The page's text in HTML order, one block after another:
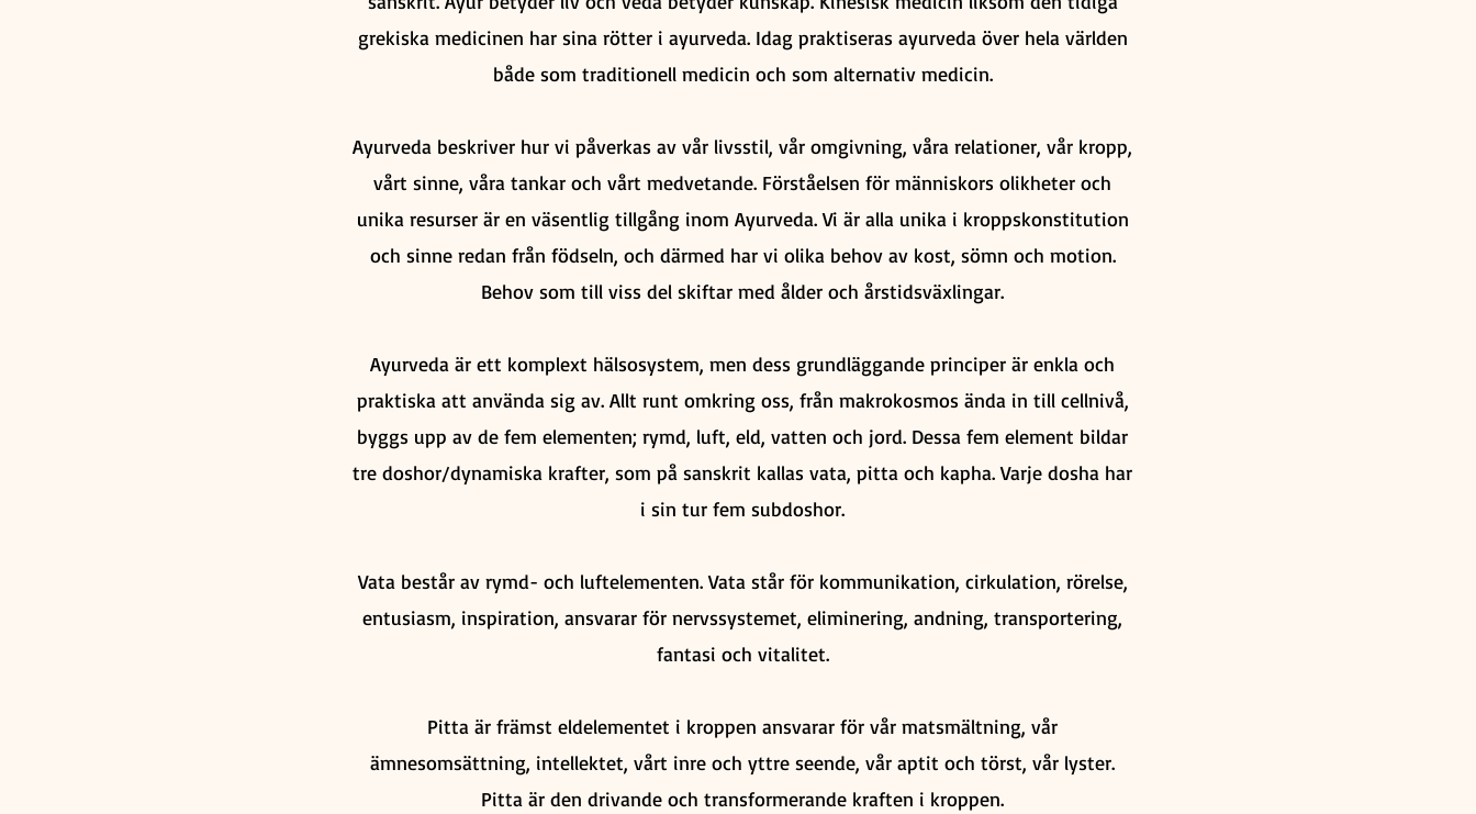
grekiska medicinen har sina rötter i ayurveda. Idag praktiseras ayurveda över hela världen
både som traditionell medicin och som alternativ medicin.
Ayurveda beskriver hur vi påverkas av vår livsstil, vår omgivning, våra relationer, vår kropp,
vårt sinne, våra tankar och vårt medvetande. Förståelsen för människors olikheter och
unika resurser är en väsentlig tillgång inom Ayurveda. Vi är alla unika i kroppskonstitution
och sinne redan från födseln, och därmed har vi olika behov av kost, sömn och motion.
Behov som till viss del skiftar med ålder och årstidsväxlingar.
Ayurveda är ett komplext hälsosystem, men dess grundläggande principer är enkla och
praktiska att använda sig av. Allt runt omkring oss, från makrokosmos ända in till cellnivå,
byggs upp av de fem elementen; rymd, luft, eld, vatten och jord. Dessa fem element bildar
tre doshor/dynamiska krafter, som på sanskrit kallas vata, pitta och kapha. Varje dosha har
i sin tur fem subdoshor.
Vata består av rymd- och luftelementen. Vata står för kommunikation, cirkulation, rörelse,
entusiasm, inspiration, ansvarar för nervssystemet, eliminering, andning, transportering,
fantasi och vitalitet.
Pitta är främst eldelementet i kroppen ansvarar för vår matsmältning, vår
ämnesomsättning, intellektet, vårt inre och yttre seende, vår aptit och törst, vår lyster.
Pitta är den drivande och transformerande kraften i kroppen.